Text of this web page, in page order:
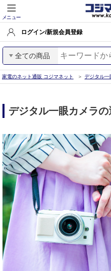
メニュー
ログイン/新規会員登録
全ての商品
家電のネット通販 コジマネット デジタル一
デジタル一眼カメラ